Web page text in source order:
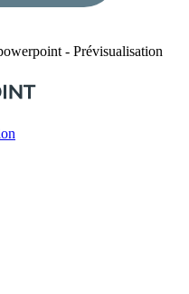
- Prévisualisation